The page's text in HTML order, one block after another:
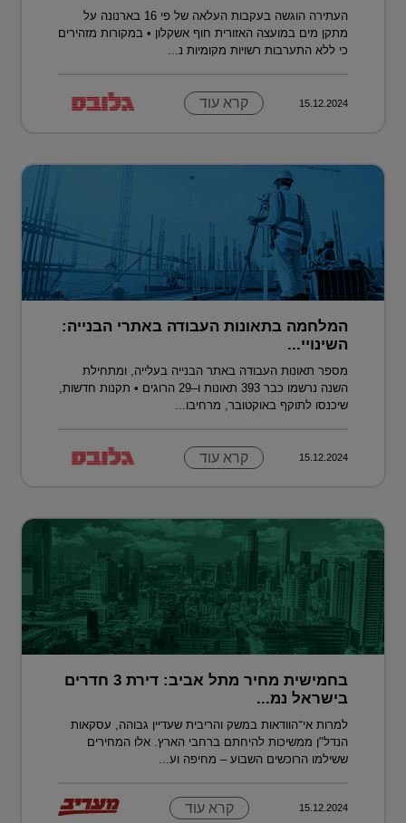
העתירה הוגשה בעקבות העלאה של פי 16 בארנונה על
מתקן מים במועצה האזורית חוף אשקלון • במקורות מזהירים
כי ללא התערבות רשויות מקומיות נ...
15.12.2024 קרא עוד
המלחמה בתאונות העבודה באתרי הבנייה:
השינויי...
מספר תאונות העבודה באתר הבנייה בעלייה, ומתחילת
השנה נרשמו כבר 393 תאונות ו–29 הרוגים • תקנות חדשות,
שיכנסו לתוקף באוקטובר, מרחיבו...
15.12.2024 קרא עוד
בחמישית מחיר מתל אביב: דירת 3 חדרים
בישראל נמ...
למרות אי־הוודאות במשק והריבית שעדיין גבוהה, עסקאות
הנדל"ן ממשיכות להיחתם ברחבי הארץ. אלו המחירים
ששילמו הרוכשים השבוע – מחיפה וע...
15.12.2024 קרא עוד